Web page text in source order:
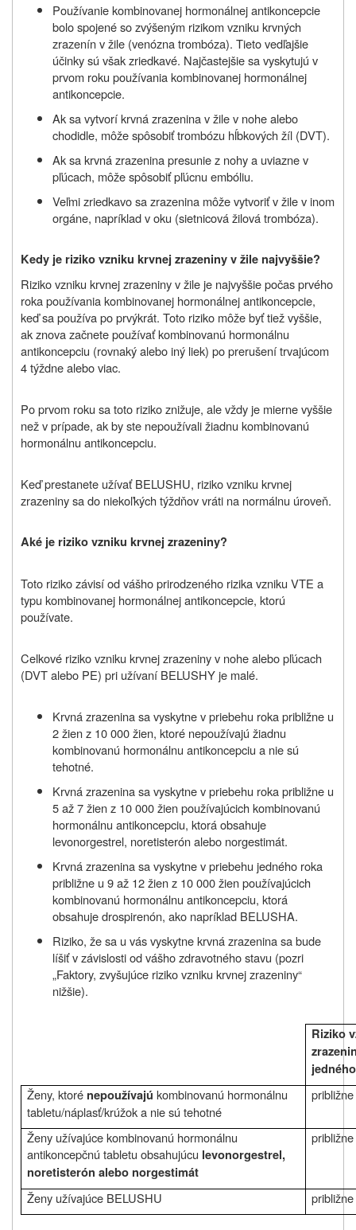
Používanie kombinovanej hormonálnej antikoncepcie
bolo spojené so zvýšeným rizikom vzniku krvných
zrazenín v žile (venózna trombóza). Tieto vedľajšie
účinky sú však zriedkavé. Najčastejšie sa vyskytujú v
prvom roku používania kombinovanej hormonálnej
antikoncepcie.
Ak sa vytvorí krvná zrazenina v žile v nohe alebo
chodidle, môže spôsobiť trombózu hĺbkových žíl (DVT).
Ak sa krvná zrazenina presunie z nohy a uviazne v
pľúcach, môže spôsobiť pľúcnu embóliu.
Veľmi zriedkavo sa zrazenina môže vytvoriť v žile v inom
orgáne, napríklad v oku (sietnicová žilová trombóza).
Kedy je riziko vzniku krvnej zrazeniny v žile najvyššie?
Riziko vzniku krvnej zrazeniny v žile je najvyššie počas prvého
roka používania kombinovanej hormonálnej antikoncepcie,
keď sa používa po prvýkrát. Toto riziko môže byť tiež vyššie,
ak znova začnete používať kombinovanú hormonálnu
antikoncepciu (rovnaký alebo iný liek) po prerušení trvajúcom
4 týždne alebo viac.
Po prvom roku sa toto riziko znižuje, ale vždy je mierne vyššie
než v prípade, ak by ste nepoužívali žiadnu kombinovanú
hormonálnu antikoncepciu.
Keď prestanete užívať BELUSHU, riziko vzniku krvnej
zrazeniny sa do niekoľkých týždňov vráti na normálnu úroveň.
Aké je riziko vzniku krvnej zrazeniny?
Toto riziko závisí od vášho prirodzeného rizika vzniku VTE a
typu kombinovanej hormonálnej antikoncepcie, ktorú
používate.
Celkové riziko vzniku krvnej zrazeniny v nohe alebo pľúcach
(DVT alebo PE) pri užívaní BELUSHYje malé.
Krvná zrazenina sa vyskytne v priebehu roka približne u
2 žien z 10 000 žien, ktoré nepoužívajú žiadnu
kombinovanú hormonálnu antikoncepciu a nie sú
tehotné.
Krvná zrazenina sa vyskytne v priebehu roka približne u
5 až 7 žien z 10 000 žien používajúcich kombinovanú
hormonálnu antikoncepciu, ktorá obsahuje
levonorgestrel, noretisterón alebo norgestimát.
Krvná zrazenina sa vyskytne v priebehu jedného roka
približne u 9 až 12 žien z 10 000 žien používajúcich
kombinovanú hormonálnu antikoncepciu, ktorá
obsahuje drospirenón, ako napríklad BELUSHA.
Riziko, že sa u vás vyskytne krvná zrazenina sa bude
líšiť v závislosti od vášho zdravotného stavu (pozri
„Faktory, zvyšujúce riziko vzniku krvnej zrazeniny“
nižšie).
Riziko
Ženy, ktoré nepoužívajú kombinovanú hormonálnu
tabletu/náplasť/krúžok a nie sú tehotné
Ženy užívajúce kombinovanú hormonálnu
antikoncepčnú tabletu obsahujúcu levonorgestrel,
noretisterón alebo norgestimát
Ženy užívajúce BELUSHU